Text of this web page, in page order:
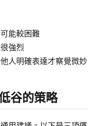
能較困難
強烈
人明確表達才察覺微妙
谷的策略